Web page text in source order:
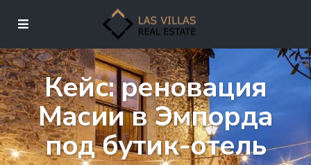
Кейс: реновация
Масии в Эмпорда
под бутик-отель